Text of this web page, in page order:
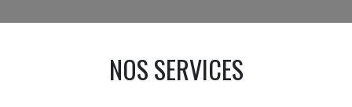
NOS SERVICES